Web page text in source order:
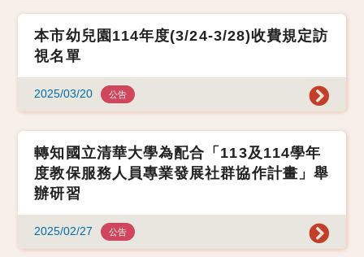
本市幼兒園114年度(3/24-3/28)收費規定訪
視名單
2025/03/20 公告
轉知國立清華大學為配合「113及114學年
度教保服務人員專業發展社群協作計畫」舉
辦研習
2025/02/27 公告